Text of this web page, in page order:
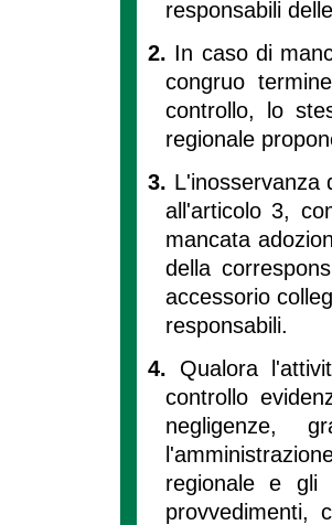
responsabili
2. In caso di
congruo
controllo, lo
regionale
3. L'inosservanza
all'articolo 3,
mancata
della
accessorio
responsabili.
4. Qualora
controllo
negligenze,
regionale e gli
provvedimenti,